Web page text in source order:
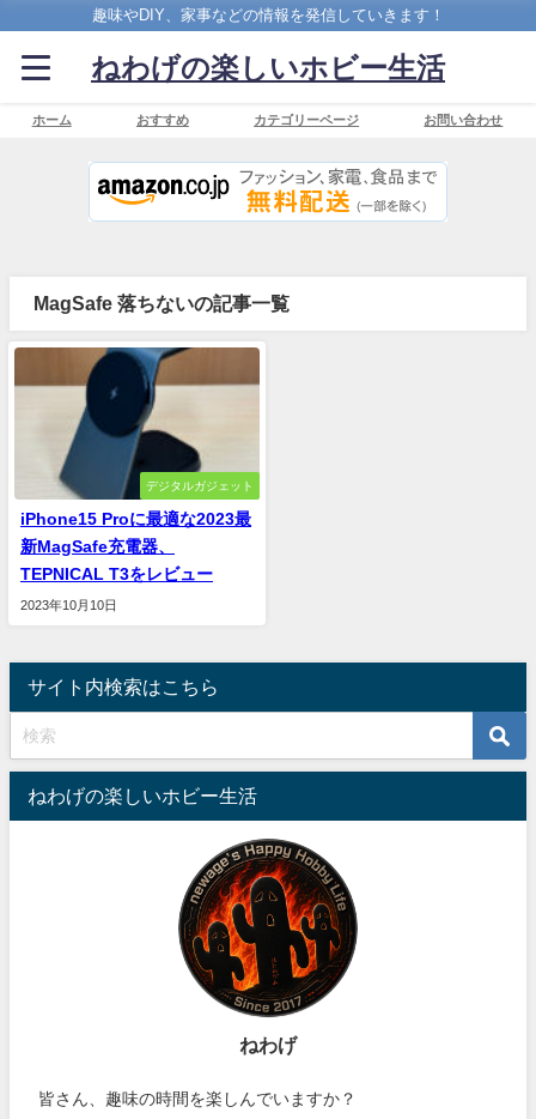
趣味やDIY、家事などの情報を発信していきます！
ねわげの楽しいホビー生活
ホーム おすすめ カテゴリーページ お問い合わせ
MagSafe 落ちないの記事一覧
デジタルガジェット
iPhone15 Proに最適な2023最
新MagSafe充電器、
TEPNICAL T3をレビュー
2023年10月10日
サイト内検索はこちら
ねわげの楽しいホビー生活
ねわげ
皆さん、趣味の時間を楽しんでいますか？